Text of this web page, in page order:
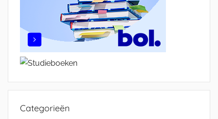
Categorieën